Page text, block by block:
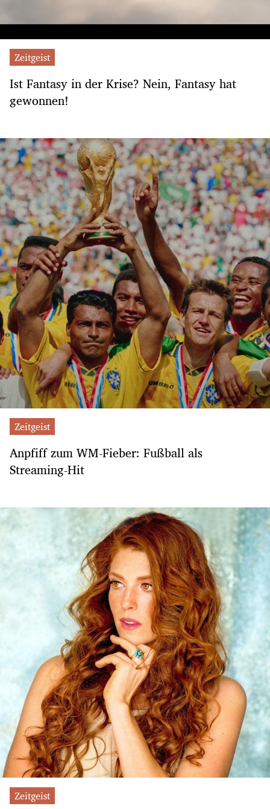
Zeitgeist
Ist Fantasy in der Krise? Nein, Fantasy hat
gewonnen!
Zeitgeist
Anpfiff zum WM-Fieber: Fußball als
Streaming-Hit
Zeitgeist